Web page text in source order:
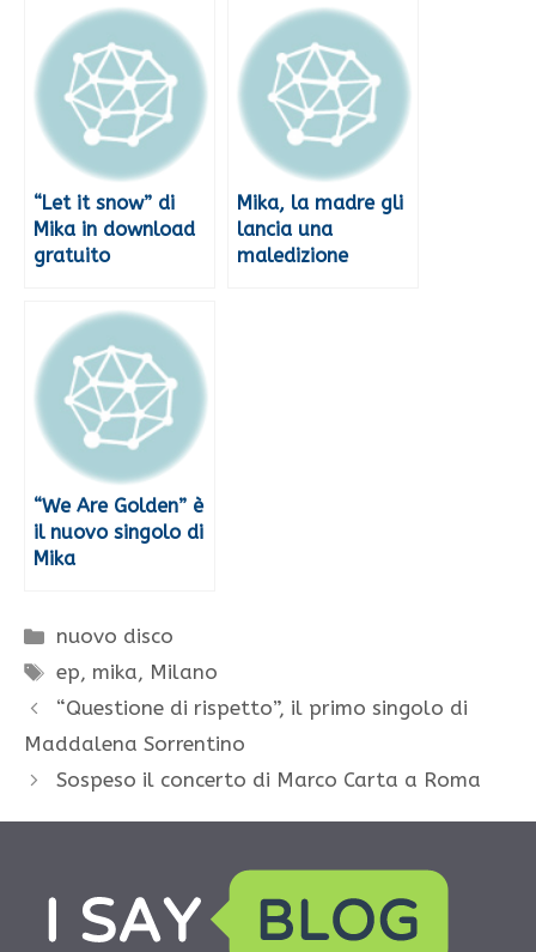
“Let it snow” di
Mika in download
gratuito
Mika, la madre gli
lancia una
maledizione
“We Are Golden” è
il nuovo singolo di
Mika
Categorie
nuovo disco
Tag
ep, mika, Milano
“Questione di rispetto”, il primo singolo di
Maddalena Sorrentino
Sospeso il concerto di Marco Carta a Roma